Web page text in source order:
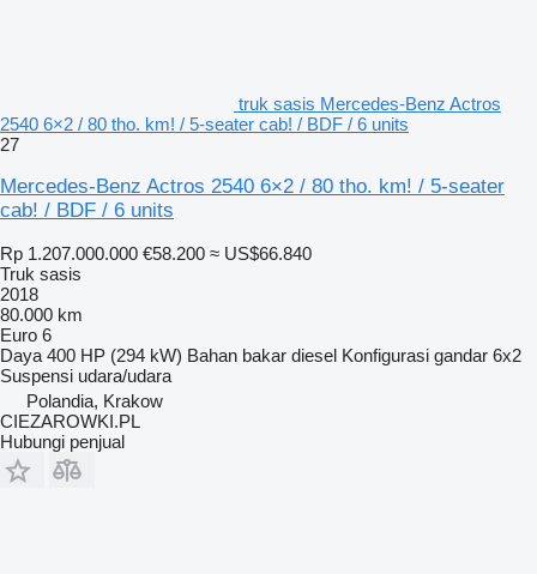
truk sasis Mercedes-Benz Actros
2540 6×2 / 80 tho. km! / 5-seater cab! / BDF / 6 units
27
Mercedes-Benz Actros 2540 6×2 / 80 tho. km! / 5-seater
cab! / BDF / 6 units
Rp 1.207.000.000 €58.200 ≈ US$66.840
Truk sasis
2018
80.000 km
Euro 6
Daya 400 HP (294 kW) Bahan bakar diesel Konfigurasi gandar 6x2
Suspensi udara/udara
Polandia, Krakow
CIEZAROWKI.PL
Hubungi penjual